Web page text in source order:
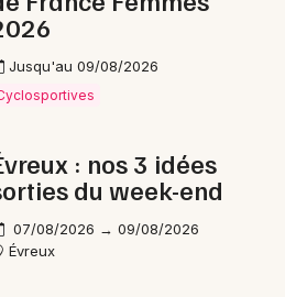
l' Eure
Haute-Normandie
Normandie
Jusqu'au 09/08/2026
: nos 3 idées
du week-end
07/08/2026 → 09/08/2026
Évreux